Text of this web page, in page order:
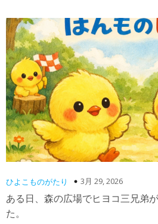
ひよこものがたり 3月 29, 2026
ある日、森の広場でヒヨコ三兄弟
た。